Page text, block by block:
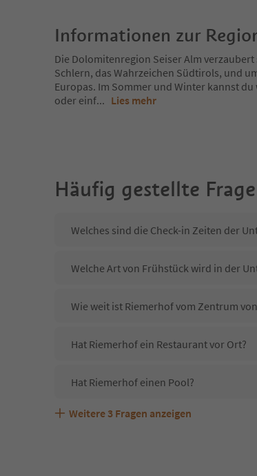
Informationen zur
Die Dolomitenregion Seiser Alm
Schlern, das Wahrzeichen Südtirols, und
Europas. Im Sommer und Winter kannst
oder einf... Lies mehr
Häufig gestellte
Welches sind die Check-in Zeiten der
Welche Art von Frühstück wird in der
Wie weit ist Riemerhof vom Zentrum
Hat Riemerhof ein Restaurant vor Ort?
Hat Riemerhof einen Pool?
Sind Haustiere in der Unterkunft
Welche Services bietet Riemerhof?
Weitere 3 Fragen anzeigen